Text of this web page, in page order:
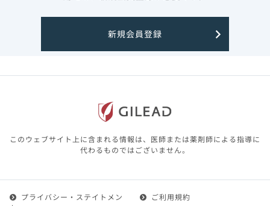
新規会員登録
このウェブサイト上に含まれる情報は、医師または薬剤師による指導に
代わるものではございません。
プライバシー・ステイトメン
ご利用規約